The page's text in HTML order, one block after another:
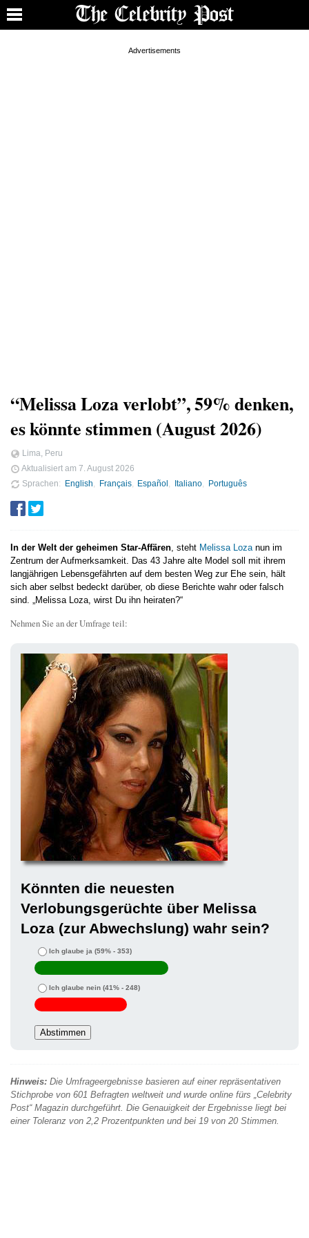
“Melissa Loza verlobt”, 59% denken,
es könnte stimmen (August 2026)
Lima, Peru
Aktualisiert am 7. August 2026
Sprachen
English Français Español Italiano Português
In der Welt der geheimen Star-Affären, steht Melissa Lozanun im
Zentrum der Aufmerksamkeit. Das 43 Jahre alte Model soll mit ihrem
langjährigen Lebensgefährten auf dem besten Weg zur Ehe sein, hält
sich aber selbst bedeckt darüber, ob diese Berichte wahr oder falsch
sind. „Melissa Loza, wirst Du ihn heiraten?“
Nehmen Sie an der Umfrage teil:
Könnten die neuesten
Verlobungsgerüchte über Melissa
Loza (zur Abwechslung) wahr sein?
Ich glaube ja (59% - 353)
Ich glaube nein (41% - 248)
Hinweis: Die Umfrageergebnisse basieren auf einer repräsentativen
Stichprobe von 601 Befragten weltweit und wurde online fürs „Celebrity
Post“ Magazin durchgeführt. Die Genauigkeit der Ergebnisse liegt bei
einer Toleranz von 2,2 Prozentpunkten und bei 19 von 20 Stimmen.